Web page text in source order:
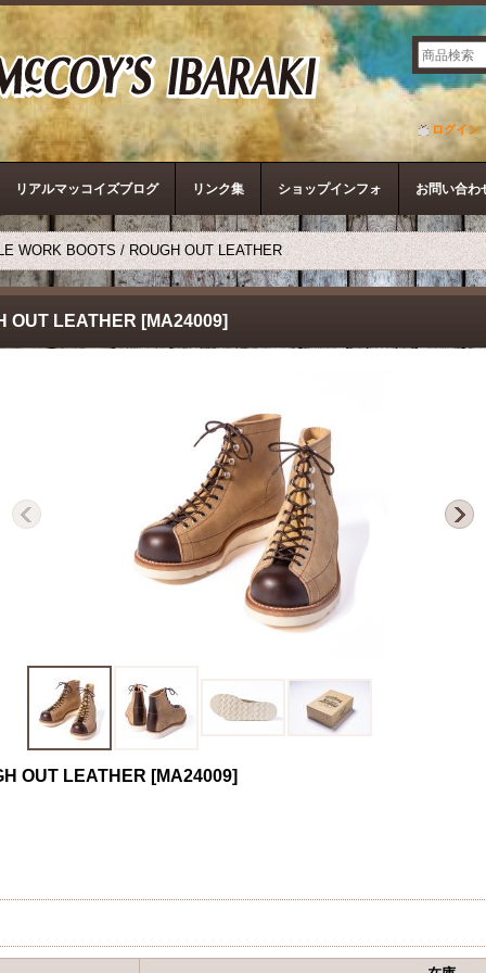
ザ・リアルマッコイズ
ログイン
リアルマッコイズブログ リンク集 ショップインフォ お問い合わ
WORK BOOTS / ROUGH OUT LEATHER
OUT LEATHER [MA24009]
OUT LEATHER [MA24009]